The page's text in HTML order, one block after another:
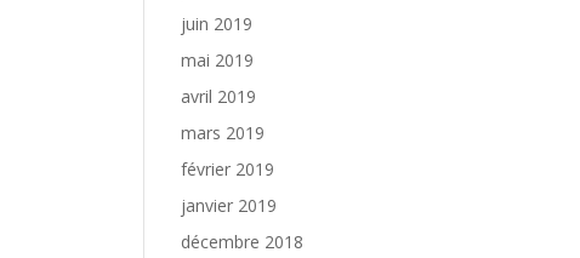
juin 2019
mai 2019
avril 2019
mars 2019
février 2019
janvier 2019
décembre 2018